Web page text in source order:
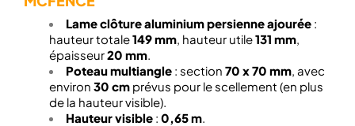
Lame clôture aluminium persienne ajourée :
hauteur totale149 mm, hauteur utile131 mm,
épaisseur20 mm.
Poteau multiangle : section 70 x 70 mm, avec
environ 30 cm prévus pour le scellement (en plus
de la hauteur visible).
Hauteur visible : 0,65 m.